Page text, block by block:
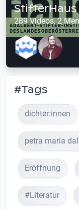
StifterHaus
289 Videos, 2
#Tags
dichter:innen
petra maria
Eröffnung
#Literatur